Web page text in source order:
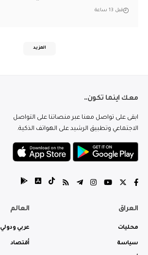
قبل 13 ساعة
المزيد
معك اينما تكون..
ابقى على تواصل معنا عبر منصاتنا على التواصل
الاجتماعي وتطبيق الرشيد على الهواتف الذكية.
العراق
محليات
سياسة
العالم
عربي ودولي
أقتصاد